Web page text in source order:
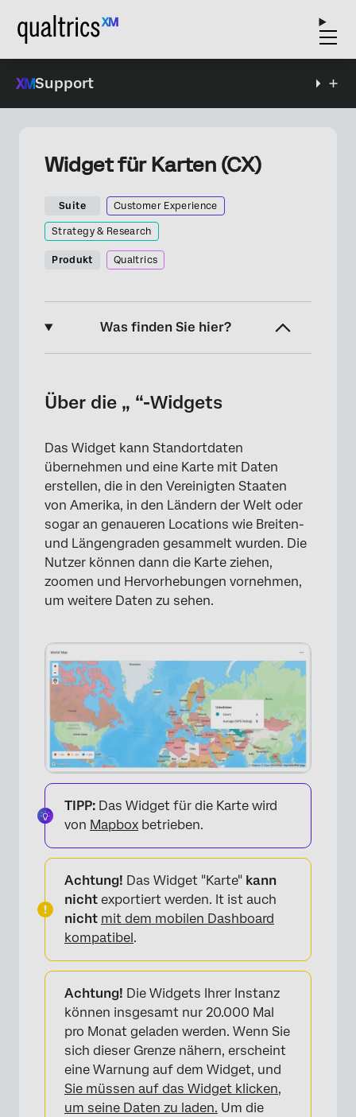
Support
Widget für Karten (CX)
Suite Customer Experience
Strategy & Research
Produkt Qualtrics
Was finden Sie hier?
Unterstützte Arten von Dashboards
Grundlegende WIDGET-Einrichtung
Anzeigeoptionen
Zuordnen von Locations zu Koordinaten
Begrenzung der Kartenansicht des WIDGETs
FAQs
Über die „ “-Widgets
Das Widget kann Standortdaten
übernehmen und eine Karte mit Daten
erstellen, die in den Vereinigten Staaten
von Amerika, in den Ländern der Welt oder
sogar an genaueren Locations wie Breiten-
und Längengraden gesammelt wurden. Die
Nutzer können dann die Karte ziehen,
zoomen und Hervorhebungen vornehmen,
um weitere Daten zu sehen.
TIPP: Das Widget für die Karte wird
von Mapbox betrieben.
Achtung! Das Widget "Karte" kann
nicht exportiert werden. It ist auch
nicht mit dem mobilen Dashboard
kompatibel.
Achtung! Die Widgets Ihrer Instanz
können insgesamt nur 20.000 Mal
pro Monat geladen werden. Wenn Sie
sich dieser Grenze nähern, erscheint
eine Warnung auf dem Widget, und
Sie müssen auf das Widget klicken,
um seine Daten zu laden. Um die